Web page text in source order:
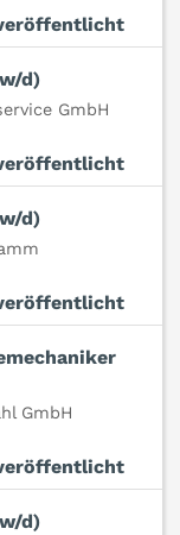
d)
GmbH
d)
GmbH
d)